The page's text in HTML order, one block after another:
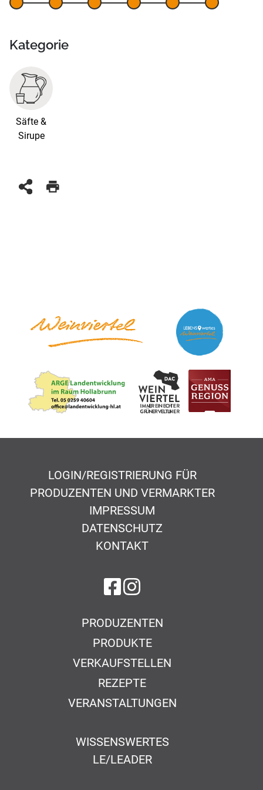
Kategorie
Säfte &
Sirupe
LOGIN/REGISTRIERUNG FÜR
PRODUZENTEN UND VERMARKTER
IMPRESSUM
DATENSCHUTZ
KONTAKT
auf Facebook
auf Instagram
PRODUZENTEN
PRODUKTE
VERKAUFSTELLEN
REZEPTE
VERANSTALTUNGEN
WISSENSWERTES
LE/LEADER